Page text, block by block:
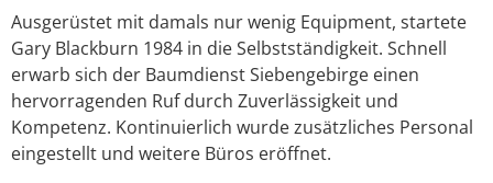
Ausgerüstet mit damals nur wenig Equipment, startete
Gary Blackburn 1984 in die Selbstständigkeit. Schnell
erwarb sich der Baumdienst Siebengebirge einen
hervorragenden Ruf durch Zuverlässigkeit und
Kompetenz. Kontinuierlich wurde zusätzliches Personal
eingestellt und weitere Büros eröffnet.